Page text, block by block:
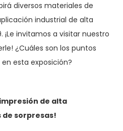
diversos materiales de
industrial de alta
¡Le invitamos a visitar nuestro
¿Cuáles son los puntos
esta exposición?
de alta
de sorpresas!